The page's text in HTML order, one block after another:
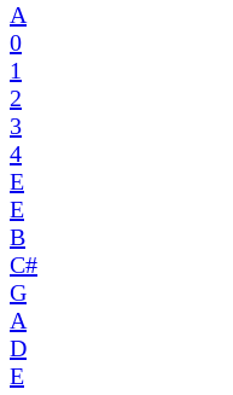
A
0
1
2
3
4
E
E
B
C#
G
A
D
E